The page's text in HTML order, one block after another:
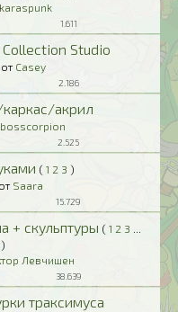
karaspunk
1.611
Collection Studio
от Casey
2.186
акрил
2.525
( 1 2 3 )
от Saara
15.729
+ скульптуры ( 1 2 3 ...
)
Левчишен
38.639
траксимуса